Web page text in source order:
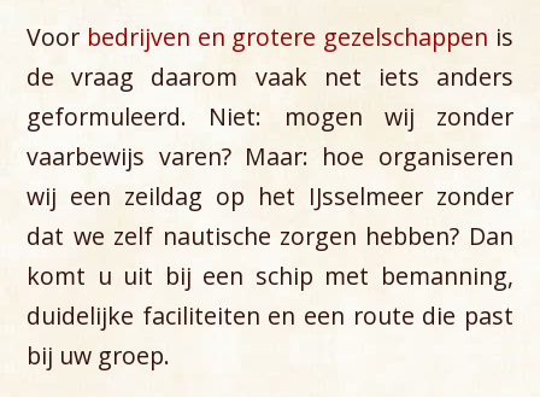
Voor bedrijven en grotere gezelschappen is
de vraag daarom vaak net iets anders
geformuleerd. Niet: mogen wij zonder
vaarbewijs varen? Maar: hoe organiseren
wij een zeildag op het IJsselmeer zonder
dat we zelf nautische zorgen hebben? Dan
komt u uit bij een schip met bemanning,
duidelijke faciliteiten en een route die past
bij uw groep.